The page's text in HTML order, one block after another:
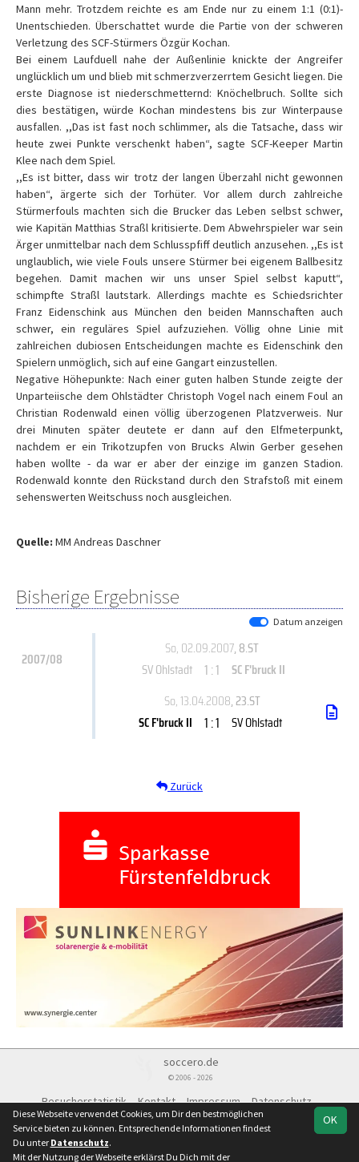
Mann mehr. Trotzdem reichte es am Ende nur zu einem 1:1 (0:1)-
Unentschieden. Überschattet wurde die Partie von der schweren
Verletzung des SCF-Stürmers Özgür Kochan.
Bei einem Laufduell nahe der Außenlinie knickte der Angreifer
unglücklich um und blieb mit schmerzverzerrtem Gesicht liegen. Die
erste Diagnose ist niederschmetternd: Knöchelbruch. Sollte sich
dies bestätigen, würde Kochan mindestens bis zur Winterpause
ausfallen. ,,Das ist fast noch schlimmer, als die Tatsache, dass wir
heute zwei Punkte verschenkt haben“, sagte SCF-Keeper Martin
Klee nach dem Spiel.
,,Es ist bitter, dass wir trotz der langen Überzahl nicht gewonnen
haben“, ärgerte sich der Torhüter. Vor allem durch zahlreiche
Stürmerfouls machten sich die Brucker das Leben selbst schwer,
wie Kapitän Matthias Straßl kritisierte. Dem Abwehrspieler war sein
Ärger unmittelbar nach dem Schlusspfiff deutlich anzusehen. ,,Es ist
unglaublich, wie viele Fouls unsere Stürmer bei eigenem Ballbesitz
begehen. Damit machen wir uns unser Spiel selbst kaputt“,
schimpfte Straßl lautstark. Allerdings machte es Schiedsrichter
Franz Eidenschink aus München den beiden Mannschaften auch
schwer, ein reguläres Spiel aufzuziehen. Völlig ohne Linie mit
zahlreichen dubiosen Entscheidungen machte es Eidenschink den
Spielern unmöglich, sich auf eine Gangart einzustellen.
Negative Höhepunkte: Nach einer guten halben Stunde zeigte der
Unparteiische dem Ohlstädter Christoph Vogel nach einem Foul an
Christian Rodenwald einen völlig überzogenen Platzverweis. Nur
drei Minuten später deutete er dann auf den Elfmeterpunkt,
nachdem er ein Trikotzupfen von Brucks Alwin Gerber gesehen
haben wollte - da war er aber der einzige im ganzen Stadion.
Rodenwald konnte den Rückstand durch den Strafstoß mit einem
sehenswerten Weitschuss noch ausgleichen.
Quelle: MM Andreas Daschner
Bisherige Ergebnisse
Datum anzeigen
2007/08
So, 02.09.2007, 8.ST
SV Ohlstadt 1 : 1
SC F'bruck II
So, 13.04.2008, 23.ST
SC F'bruck II
1 : 1 SV Ohlstadt
Zurück
soccero.de
© 2006 - 2026
Besucherstatistik Kontakt Impressum
Datenschutz
OK
Diese Webseite verwendet Cookies, um Dir den bestmöglichen
Service bieten zu können. Entsprechende Informationen findest
Du unter Datenschutz.
Mit der Nutzung der Webseite erklärst Du Dich mit der